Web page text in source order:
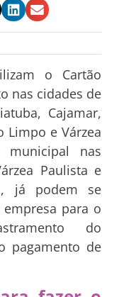
o Cartão
nas cidades de
Cajamar,
Limpo e Várzea
nas
Paulista e
já podem se
para o
do
pagamento de